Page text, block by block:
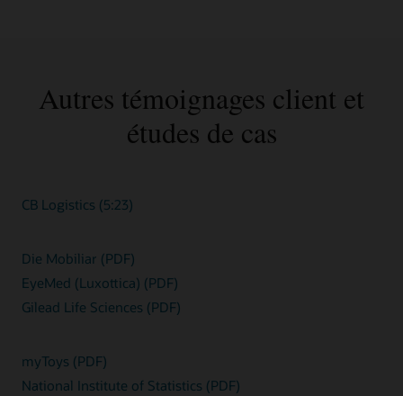
Autres témoignages client et
études de cas
CB Logistics (5:23)
Die Mobiliar (PDF)
EyeMed (Luxottica) (PDF)
Gilead Life Sciences (PDF)
myToys (PDF)
National Institute of Statistics (PDF)